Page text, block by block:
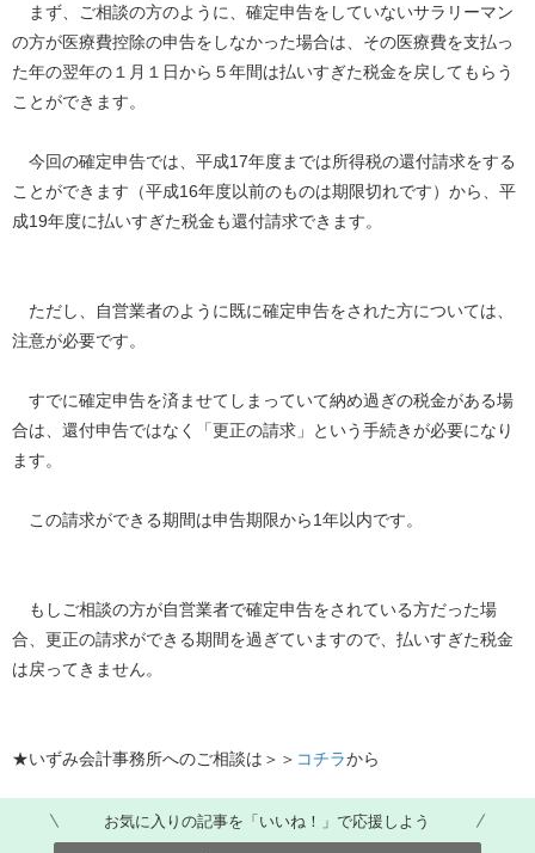
まず、ご相談の方のように、確定申告をしていないサラリーマン
の方が医療費控除の申告をしなかった場合は、その医療費を支払っ
た年の翌年の１月１日から５年間は払いすぎた税金を戻してもらう
ことができます。
今回の確定申告では、平成17年度までは所得税の還付請求をする
ことができます（平成16年度以前のものは期限切れです）から、平
成19年度に払いすぎた税金も還付請求できます。
ただし、自営業者のように既に確定申告をされた方については、
注意が必要です。
すでに確定申告を済ませてしまっていて納め過ぎの税金がある場
合は、還付申告ではなく「更正の請求」という手続きが必要になり
ます。
この請求ができる期間は申告期限から1年以内です。
もしご相談の方が自営業者で確定申告をされている方だった場
合、更正の請求ができる期間を過ぎていますので、払いすぎた税金
は戻ってきません。
★いずみ会計事務所へのご相談は＞＞ コチラから
お気に入りの記事を「いいね！」で応援しよう